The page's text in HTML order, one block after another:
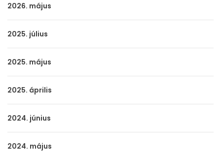
2026. május
2025. július
2025. május
2025. április
2024. június
2024. május